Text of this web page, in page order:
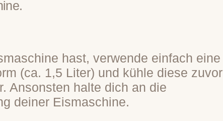
hast, verwende einfach eine
(ca. 1,5 Liter) und kühle diese zuvor
Ansonsten halte dich an die
deiner Eismaschine.